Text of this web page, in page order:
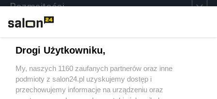
Rozmaitości
Sport
Społeczeństwo
Drogi Użytkowniku,
My, naszych 1160 zaufanych partnerów oraz inne
podmioty z salon24.pl uzyskujemy dostęp i
przechowujemy informacje na urządzeniu oraz